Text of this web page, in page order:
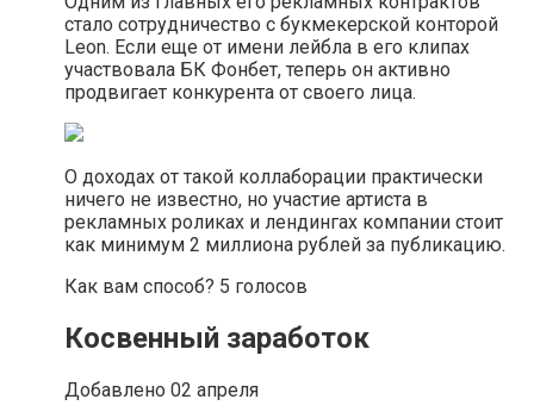
стало сотрудничество с букмекерской конторой
Leon. Если еще от имени лейбла в его клипах
участвовала БК Фонбет, теперь он активно
продвигает конкурента от своего лица.
О доходах от такой коллаборации практически
ничего не известно, но участие артиста в
рекламных роликах и лендингах компании стоит
как минимум 2 миллиона рублей за публикацию.
Как вам способ? 5 голосов
Косвенный заработок
Добавлено 02 апреля